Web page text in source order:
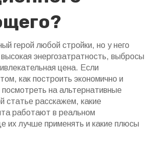
герой любой стройки, но у него
энергозатратность, выбросы
цена. Если
как построить экономично и
посмотреть на альтернативные
статье расскажем, какие
работают в реальном
их лучше применять и какие плюсы